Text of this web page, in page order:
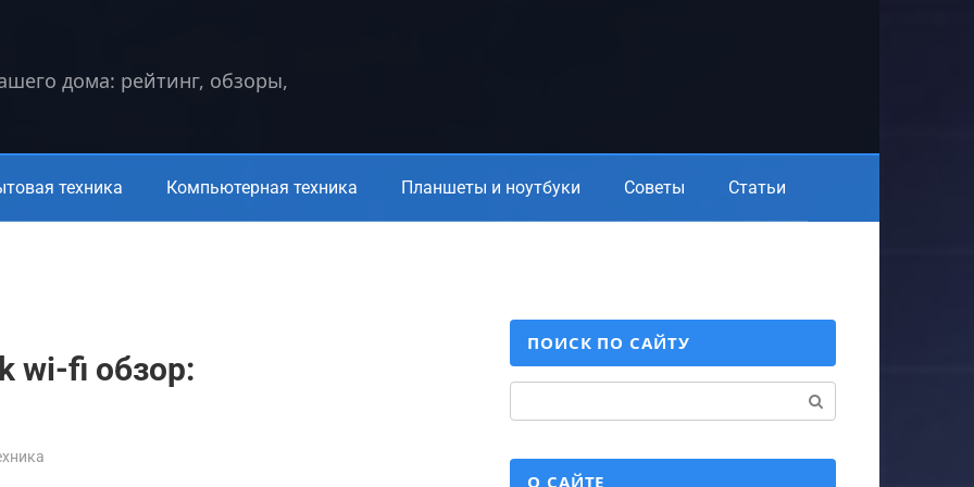
дома: рейтинг, обзоры,
техника Компьютерная техника Планшеты и ноутбуки Советы Статьи
wi-fi обзор:
ПОИСК ПО САЙТУ
О САЙТЕ